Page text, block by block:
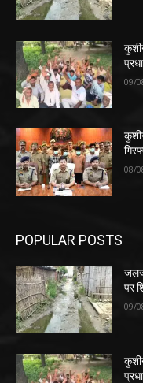
09/
08/
POPULAR POSTS
पर
09/